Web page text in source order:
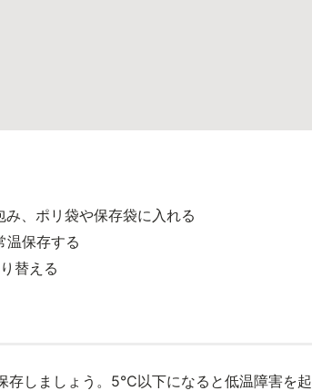
、ポリ袋や保存袋に入れる
保存する
替える
存しましょう。5℃以下になると低温障害を起